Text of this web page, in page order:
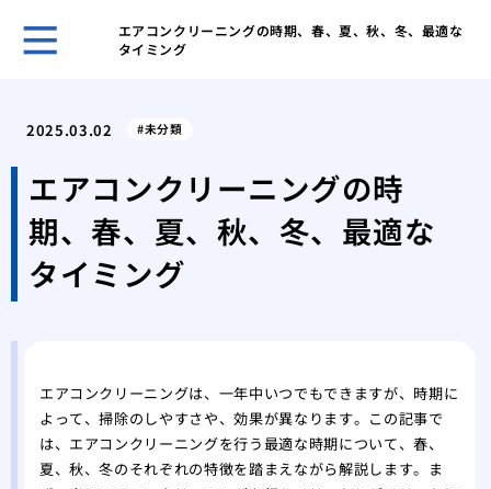
エアコンクリーニングの時期、春、夏、秋、冬、最適な
タイミング
際
2025.03.02 未分類
エアコンクリーニングの時
期、春、夏、秋、冬、最適な
タイミング
エアコンクリーニングは、一年中いつでもできますが、時期に
よって、掃除のしやすさや、効果が異なります。この記事で
は、エアコンクリーニングを行う最適な時期について、春、
夏、秋、冬のそれぞれの特徴を踏まえながら解説します。ま